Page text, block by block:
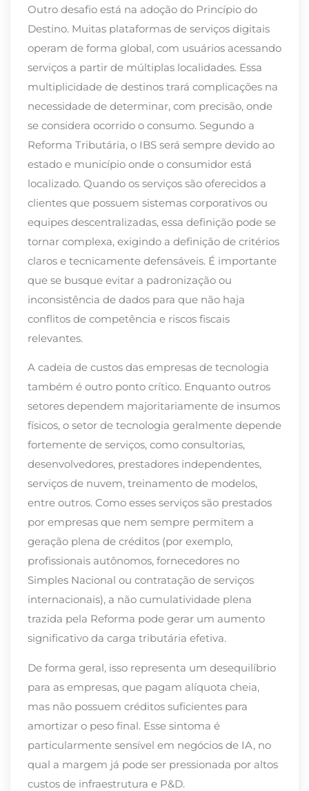
Outro desafio está na adoção do Princípio do
Destino. Muitas plataformas de serviços digitais
operam de forma global, com usuários acessando
serviços a partir de múltiplas localidades. Essa
multiplicidade de destinos trará complicações na
necessidade de determinar, com precisão, onde
se considera ocorrido o consumo. Segundo a
Reforma Tributária, o IBS será sempre devido ao
estado e município onde o consumidor está
localizado. Quando os serviços são oferecidos a
clientes que possuem sistemas corporativos ou
equipes descentralizadas, essa definição pode se
tornar complexa, exigindo a definição de critérios
claros e tecnicamente defensáveis. É importante
que se busque evitar a padronização ou
inconsistência de dados para que não haja
conflitos de competência e riscos fiscais
relevantes.
A cadeia de custos das empresas de tecnologia
também é outro ponto crítico. Enquanto outros
setores dependem majoritariamente de insumos
físicos, o setor de tecnologia geralmente depende
fortemente de serviços, como consultorias,
desenvolvedores, prestadores independentes,
serviços de nuvem, treinamento de modelos,
entre outros. Como esses serviços são prestados
por empresas que nem sempre permitem a
geração plena de créditos (por exemplo,
profissionais autônomos, fornecedores no
Simples Nacional ou contratação de serviços
internacionais), a não cumulatividade plena
trazida pela Reforma pode gerar um aumento
significativo da carga tributária efetiva.
De forma geral, isso representa um desequilíbrio
para as empresas, que pagam alíquota cheia,
mas não possuem créditos suficientes para
amortizar o peso final. Esse sintoma é
particularmente sensível em negócios de IA, no
qual a margem já pode ser pressionada por altos
custos de infraestrutura e P&D.